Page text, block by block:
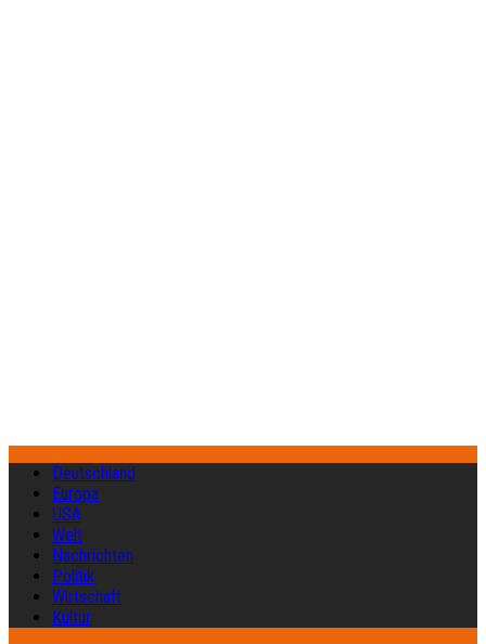
Deutschland
Europa
USA
Welt
Nachrichten
Politik
Wirtschaft
Kultur